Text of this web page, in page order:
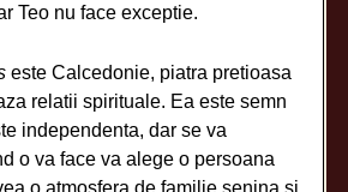
Teo nu face exceptie.
este Calcedonie, piatra pretioasa
relatii spirituale. Ea este semn
independenta, dar se va
o va face va alege o persoana
o atmosfera de familie senina si